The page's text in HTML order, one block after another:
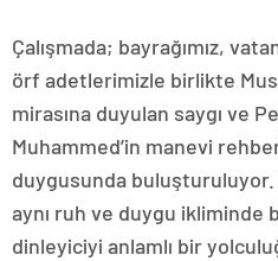
Çalışmada; bayrağımız,
örf adetlerimizle birlikte
mirasına duyulan saygı ve
Muhammed’in manevi
duygusunda buluşturuluyor.
aynı ruh ve duygu ikliminde
dinleyiciyi anlamlı bir